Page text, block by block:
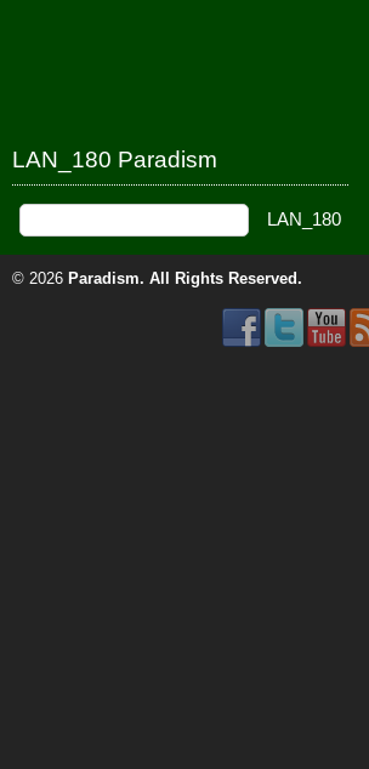
LAN_180 Paradism
© 2026 Paradism. All Rights Reserved.